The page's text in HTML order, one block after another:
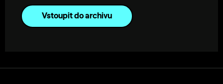
Vstoupit do archivu